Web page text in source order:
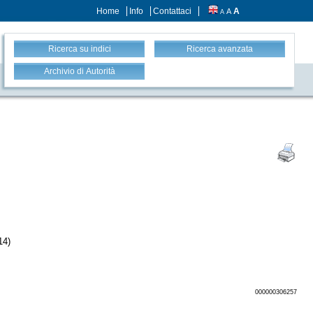
Home Info Contattaci A A A
Ricerca su indici Ricerca avanzata
Archivio di Autorità